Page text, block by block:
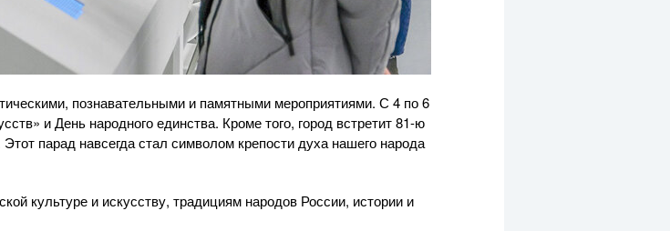
познавательными и памятными мероприятиями. С 4 по 6
и День народного единства. Кроме того, город встретит 81-ю
парад навсегда стал символом крепости духа нашего народа
культуре и искусству, традициям народов России, истории и